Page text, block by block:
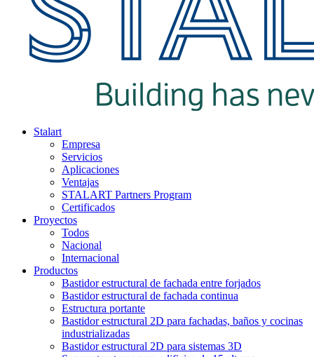
Stalart
Empresa
Servicios
Aplicaciones
Ventajas
STALART Partners Program
Certificados
Proyectos
Todos
Nacional
Internacional
Productos
Bastidor estructural de fachada entre forjados
Bastidor estructural de fachada continua
Estructura portante
Bastidor estructural 2D para fachadas, baños y cocinas
industrializadas
Bastidor estructural 2D para sistemas 3D